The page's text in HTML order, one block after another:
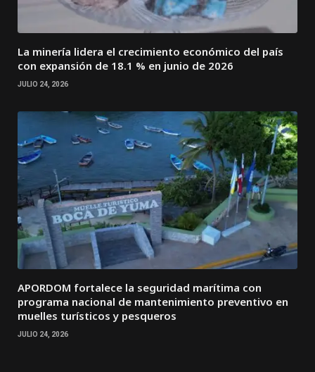
La minería lidera el crecimiento económico del país
con expansión de 18.1 % en junio de 2026
JULIO 24, 2026
APORDOM fortalece la seguridad marítima con
programa nacional de mantenimiento preventivo en
muelles turísticos y pesqueros
JULIO 24, 2026